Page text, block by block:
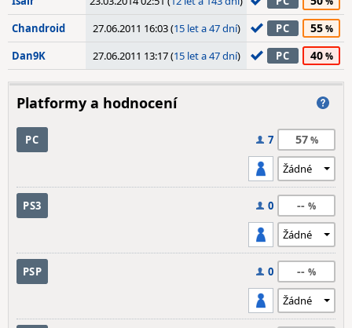
Chandroid 27.06.2011 16:03 (15 let a 47 dní) PC 55
Dan9K 27.06.2011 13:17 (15 let a 47 dní) PC 40
Platformy a hodnocení
PC 7 57
PS3 0 --
PSP 0 --